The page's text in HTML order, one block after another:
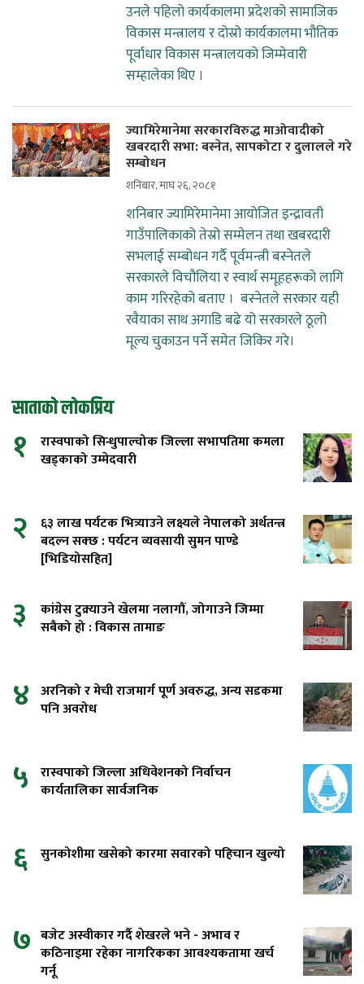
उनले पहिलो कार्यकालमा प्रदेशको सामाजिक
विकास मन्त्रालय र दोस्रो कार्यकालमा भौतिक
पूर्वाधार विकास मन्त्रालयको जिम्मेवारी
सम्हालेका थिए ।
ज्यामिरेमानेमा सरकारविरुद्ध माओवादीको
खबरदारी सभा: बस्नेत, सापकोटा र दुलालले गरे
सम्बोधन
शनिबार, माघ २६, २०८१
शनिबार ज्यामिरेमानेमा आयोजित इन्द्रावती
गाउँपालिकाको तेस्रो सम्मेलन तथा खबरदारी
सभलाई सम्बोधन गर्दै पूर्वमन्त्री बस्नेतले
सरकारले विचौलिया र स्वार्थ समूहहरूको लागि
काम गरिरहेको बताए । बस्नेतले सरकार यही
रवैयाका साथ अगाडि बढे यो सरकारले ठूलो
मूल्य चुकाउन पर्ने समेत जिकिर गरे।
साताको लोकप्रिय
१
रास्वपाको सिन्धुपाल्चोक जिल्ला सभापतिमा कमला
खड्काको उम्मेदवारी
२
६३ लाख पर्यटक भित्र्याउने लक्ष्यले नेपालको अर्थतन्त्र
बदल्न सक्छ : पर्यटन व्यवसायी सुमन पाण्डे
[भिडियोसहित]
३
कांग्रेस टुक्र्याउने खेलमा नलागौं, जोगाउने जिम्मा
सबैको हो : विकास तामाङ
४ अरनिको र मेची राजमार्ग पूर्ण अवरुद्ध, अन्य सडकमा
पनि अवरोध
५ रास्वपाको जिल्ला अधिवेशनको निर्वाचन
कार्यतालिका सार्वजनिक
६ सुनकोशीमा खसेको कारमा सवारको पहिचान खुल्यो
७ बजेट अस्वीकार गर्दै शेखरले भने - अभाव र
कठिनाइमा रहेका नागरिकका आवश्यकतामा खर्च
गर्नू